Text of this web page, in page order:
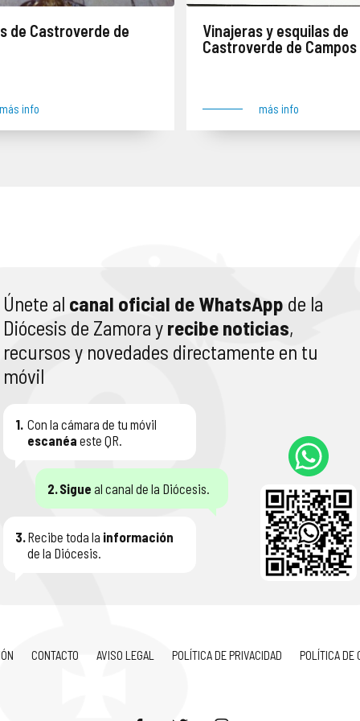
de Castroverde de
más info
Vinajeras y esquilas de
Castroverde de Campos
más info
Únete al canal oficial de WhatsApp de la
Diócesis de Zamora y recibe noticias,
recursos y novedades directamente en tu
móvil
1. Con la cámara de tu móvil
escanéa este QR.
2.Sigue al canal de la Diócesis.
3.Recibe toda la información
de la Diócesis.
CONTACTO AVISO LEGAL POLÍTICA DE PRIVACIDAD POLÍTICA DE